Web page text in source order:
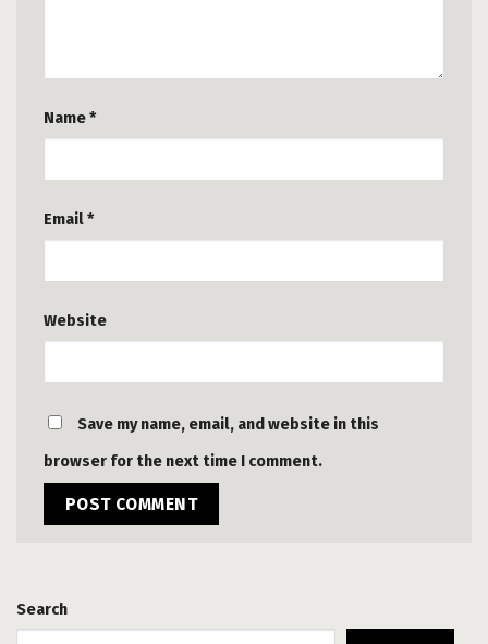
Search
Name*
Email*
Website
Save my name, email, and website in this
browser for the next time I comment.